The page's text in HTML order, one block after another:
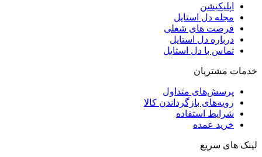
اپلیکیشن
مجله دل استایل
فرصت های شغلی
درباره دل استایل
تماس با دل استایل
خدمات مشتریان
پرسش‌های متداول
رویه‌های بازگرداندن کالا
شرایط استفاده
خرید عمده
لینک های سریع